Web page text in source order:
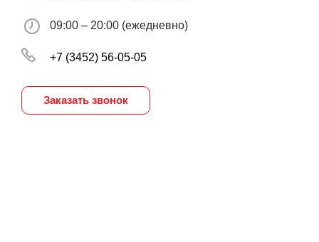
09:00 – 20:00 (ежедневно)
+7 (3452) 56-05-05
Заказать звонок